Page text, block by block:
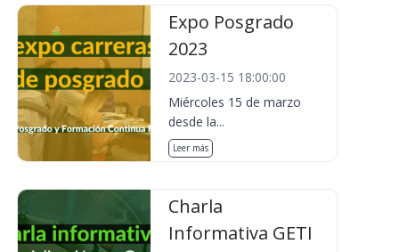
Expo Posgrado
2023
2023-03-15 18:00:00
Miércoles 15 de marzo
desde la...
Leer más
Charla
Informativa GETI